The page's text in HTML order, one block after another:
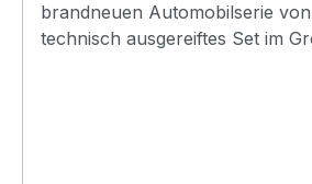
brandneuen Automobilserie von
technisch ausgereiftes Set im